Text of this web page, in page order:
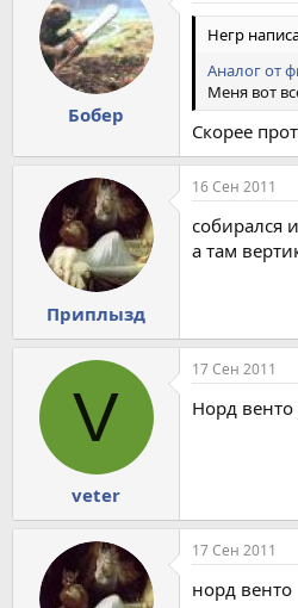
Бобер
Негр
Аналог от
Меня вот
Скорее
Приплызд
16 Сен 2011
собирался
а там
V
veter
17 Сен 2011
Норд венто
17 Сен 2011
норд венто